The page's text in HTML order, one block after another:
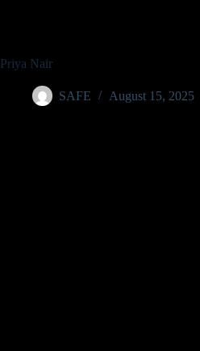
Priya Nair
SAFE August 15, 2025